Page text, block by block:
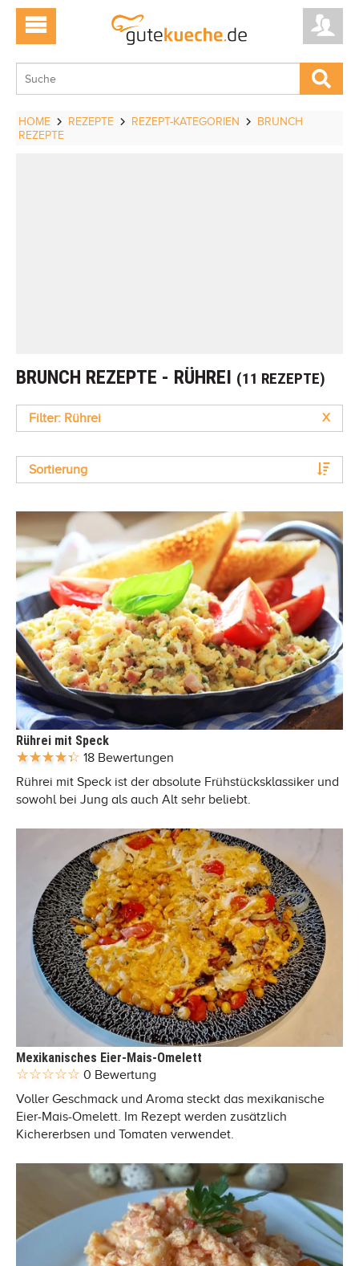
HOME REZEPTE REZEPT-KATEGORIEN
BRUNCH
REZEPTE
BRUNCH REZEPTE - RÜHREI (11 REZEPTE)
Filter: Rührei X
Sortierung
Rührei mit Speck
18 Bewertungen
Rührei mit Speck ist der absolute Frühstücksklassiker und
sowohl bei Jung als auch Alt sehr beliebt.
Mexikanisches Eier-Mais-Omelett
0 Bewertung
Voller Geschmack und Aroma steckt das mexikanische
Eier-Mais-Omelett. Im Rezept werden zusätzlich
Kichererbsen und Tomaten verwendet.